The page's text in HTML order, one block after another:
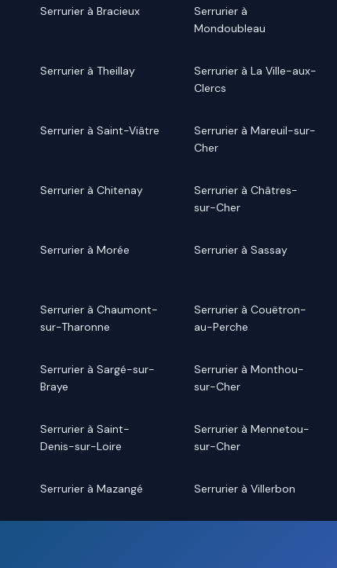
Serrurier à Bracieux
Serrurier à
Mondoubleau
Serrurier à Theillay
Serrurier à La Ville-aux-
Clercs
Serrurier à Saint-Viâtre
Serrurier à Mareuil-sur-
Cher
Serrurier à Chitenay
Serrurier à Châtres-
sur-Cher
Serrurier à Morée Serrurier à Sassay
Serrurier à Chaumont-
sur-Tharonne
Serrurier à Couëtron-
au-Perche
Serrurier à Sargé-sur-
Braye
Serrurier à Monthou-
sur-Cher
Serrurier à Saint-
Denis-sur-Loire
Serrurier à Mennetou-
sur-Cher
Serrurier à Mazangé Serrurier à Villerbon